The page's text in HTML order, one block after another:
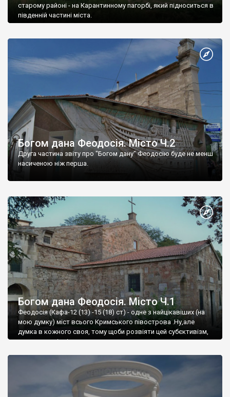
старому районі - на Карантинному пагорбі, який підноситься в
південній частині міста.
Богом дана Феодосія. Місто Ч.2
Друга частина звіту про "Богом дану" Феодосію буде не менш
насиченою ніж перша.
Богом дана Феодосія. Місто Ч.1
Феодосія (Кафа-12 (13) -15 (18) ст) - одне з найцікавіших (на
мою думку) міст всього Кримського півострова .Ну,але
думка в кожного своя, тому щоби розвіяти цей субєктивізм,
запрошую відвідати це